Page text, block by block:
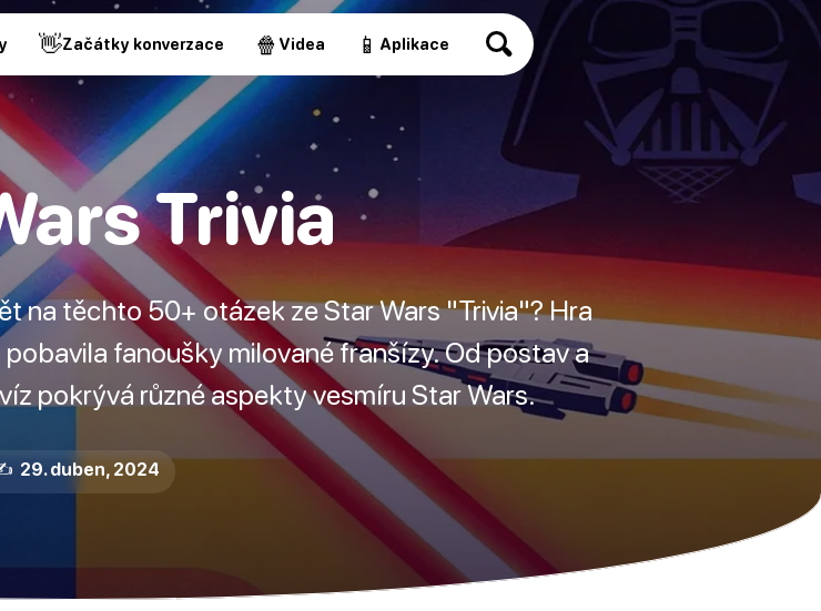
👋Začátky konverzace 🍿 Videa 📱 Aplikace
Trivia
na těchto 50+ otázek ze Star Wars "Trivia"? Hra
fanoušky milované franšízy. Od postav a
pokrývá různé aspekty vesmíru Star Wars.
29. duben, 2024